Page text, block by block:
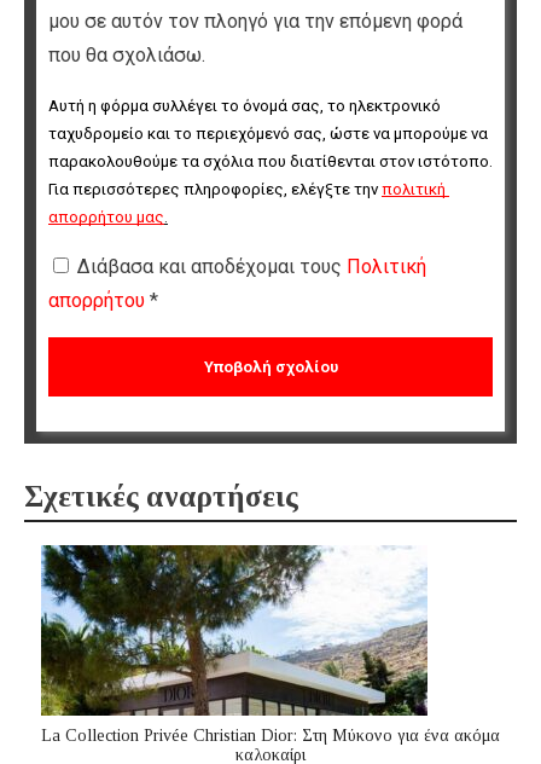
μου σε αυτόν τον πλοηγό για την επόμενη φορά
που θα σχολιάσω.
Αυτή η φόρμα συλλέγει το όνομά σας, το ηλεκτρονικό
ταχυδρομείο και το περιεχόμενό σας, ώστε να μπορούμε να
παρακολουθούμε τα σχόλια που διατίθενται στον ιστότοπο.
Για περισσότερες πληροφορίες, ελέγξτε την πολιτική
απορρήτου μας
Διάβασα και αποδέχομαι τους Πολιτική
απορρήτου *
Σχετικές αναρτήσεις
La Collection Privée Christian Dior: Στη Μύκονο για ένα ακόμα
καλοκαίρι